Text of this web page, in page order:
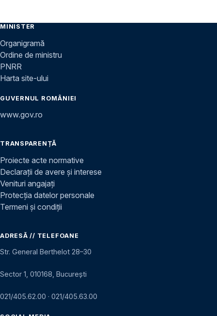
MINISTER
Organigramă
Ordine de ministru
PNRR
Harta site-ului
GUVERNUL ROMÂNIEI
www.gov.ro
TRANSPARENȚĂ
Proiecte acte normative
Declarații de avere și interese
Venituri angajați
Protecția datelor personale
Termeni și condiții
ADRESĂ // TELEFOANE
Str. General Berthelot 28–30
Sector 1, 010168, București
021/405.62.00 · 021/405.63.00